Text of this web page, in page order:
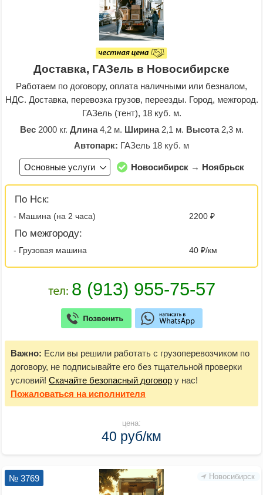
Доставка, ГАЗель в Новосибирске
Работаем по договору, оплата наличными или безналом,
НДС. Доставка, перевозка грузов, переезды. Город, межгород.
ГАЗель (тент), 18 куб. м.
Вес2000 кг. Длина4,2 м. Ширина2,1 м. Высота2,3 м.
Автопарк: ГАЗель 18 куб. м
Основные услуги Новосибирск → Ноябрьск
По Нск:
- Машина (на 2 часа) 2200 ₽
По межгороду:
- Грузовая машина 40 ₽/км
Важно: Если вы решили работать с грузоперевозчиком по
договору, не подписывайте его без тщательной проверки
условий! Скачайте безопасный договор у нас!
Пожаловаться на исполнителя
цена:
40 руб/км
Новосибирск
№ 3769